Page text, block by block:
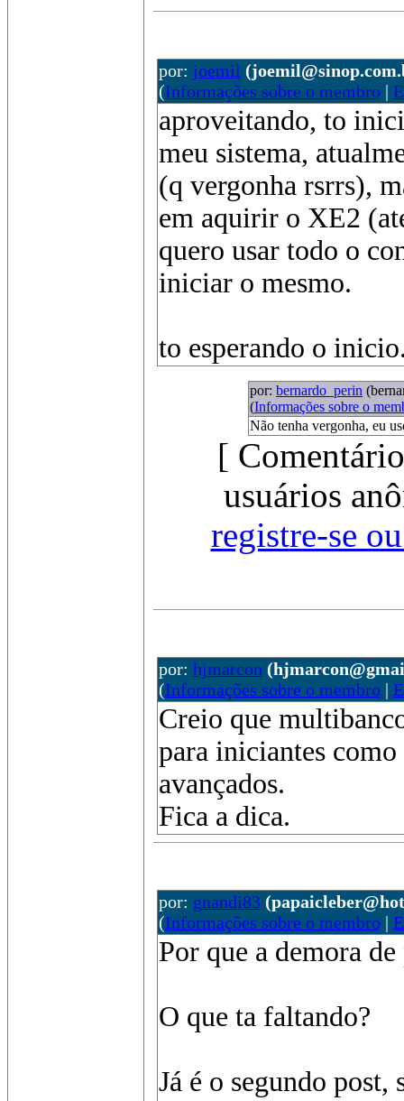
por: joemil
(Informações sobre o membro|
aproveitando, to
meu sistema,
(q vergonha rsrrs),
em aquirir o XE2
quero usar todo o
iniciar o mesmo.
to esperando o
por: bernardo_perin
(Informações sobre o
Não tenha vergonha, eu
[
usuários
registre-se
por: hjmarcon
(Informações sobre o membro|
Creio que
para iniciantes
avançados.
Fica a dica.
por: gnandi83
(Informações sobre o membro|
Por que a demora
O que ta faltando?
Já é o segundo